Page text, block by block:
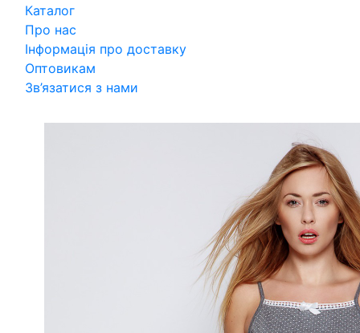
Каталог
Про нас
Інформація про доставку
Оптовикам
Зв’язатися з нами